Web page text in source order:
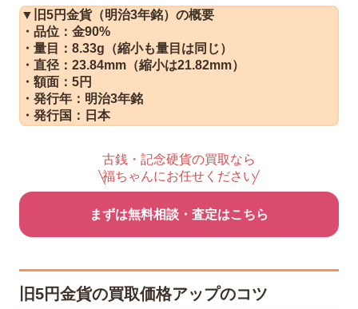
▼旧5円金貨（明治3年銘）の概要
・品位：金90%
・量目：8.33g（縮小も量目は同じ）
・直径：23.84mm（縮小は21.82mm）
・額面：5円
・発行年：明治3年銘
・発行国：日本
古銭・記念硬貨の買取なら
福ちゃんにお任せください
まずは無料相談・査定はこちら
旧5円金貨の買取価格アップのコツ